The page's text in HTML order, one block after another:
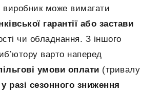
виробник може вимагати
гарантії або застави
чи обладнання. З іншого
варто наперед
умови оплати (тривалу
у разі сезонного зниження